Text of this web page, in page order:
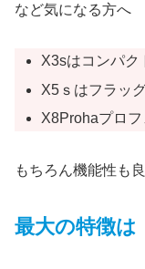
など気になる方へ
X3sはコンパク
X5ｓはフラッ
X8Prohaプロ
もちろん機能性も
最大の特徴は